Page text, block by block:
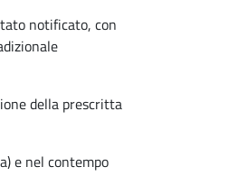
notificato, con
della prescritta
e nel contempo